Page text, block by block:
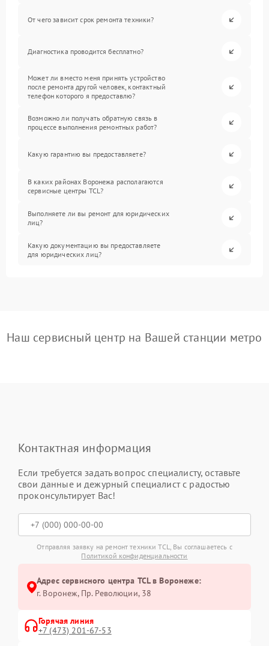
От чего зависит срок ремонта техники?
Диагностика проводится бесплатно?
Может ли вместо меня принять устройство
после ремонта другой человек, контактный
телефон которого я предоставлю?
Возможно ли получать обратную связь в
процессе выполнения ремонтных работ?
Какую гарантию вы предоставляете?
В каких районах Воронежа располагаются
сервисные центры TCL?
Выполняете ли вы ремонт для юридических
лиц?
Какую документацию вы предоставляете
для юридических лиц?
Наш сервисный центр на Вашей станции метро
Контактная информация
Если требуется задать вопрос специалисту, оставьте
свои данные и дежурный специалист с радостью
проконсультирует Вас!
Отправляя заявку на ремонт техники TCL, Вы соглашаетесь с
Политикой конфиденциальности
Адрес сервисного центра TCL в Воронеже:
г. Воронеж, Пр. Революции, 38
Горячая линия
+7 (473) 201-67-53